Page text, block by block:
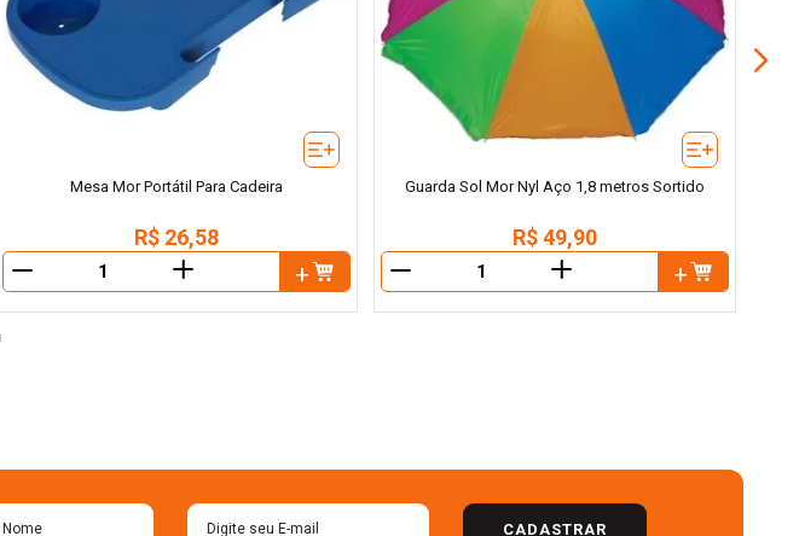
Mesa Mor Portátil Para Cadeira
R$ 26,58
＋
Guarda Sol Mor Nyl Aço 1,8 metros Sortido
R$ 49,90
＋
CADASTRAR